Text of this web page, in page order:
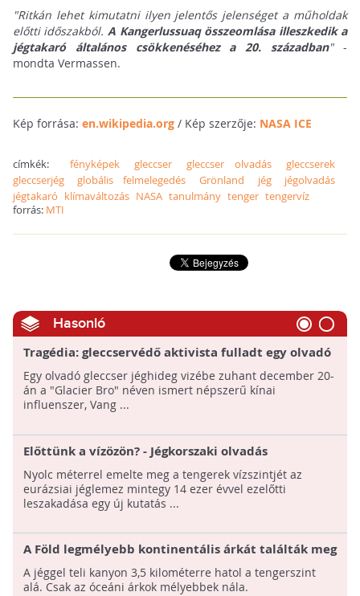
"Ritkán lehet kimutatni ilyen jelentős jelenséget a műholdak
előtti időszakból. A Kangerlussuaq összeomlása illeszkedik a
jégtakaró általános csökkenéséhez a 20. században"-
mondta Vermassen.
Kép forrása: en.wikipedia.org/ Kép szerzője: NASA ICE
címkék: fényképek gleccser gleccser olvadás
gleccserek
gleccserjég
globális felmelegedés Grönland jég
jégolvadás
jégtakaró klímaváltozás NASA tanulmány tenger tengervíz
forrás: MTI
Hasonló
Tragédia: gleccservédő aktivista fulladt egy olvadó
gleccser vizébe
Egy olvadó gleccser jéghideg vizébe zuhant december 20-
án a "Glacier Bro" néven ismert népszerű kínai
influenszer, Vang ...
Előttünk a vízözön? - Jégkorszaki olvadás
figyelmeztet minket a tengerszint várható
emelkedésére
Nyolc méterrel emelte meg a tengerek vízszintjét az
eurázsiai jéglemez mintegy 14 ezer évvel ezelőtti
leszakadása egy új kutatás ...
A Föld legmélyebb kontinentális árkát találták meg
a kelet-antarktiszi Denman-gleccser alatt
A jéggel teli kanyon 3,5 kilométerre hatol a tengerszint
alá. Csak az óceáni árkok mélyebbek nála.